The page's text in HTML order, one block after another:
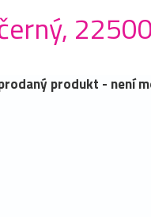
produkt - není